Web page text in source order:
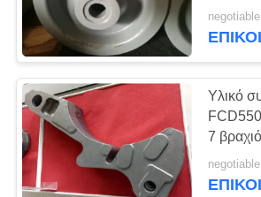
Ductilt
Υλικό
7
cOem